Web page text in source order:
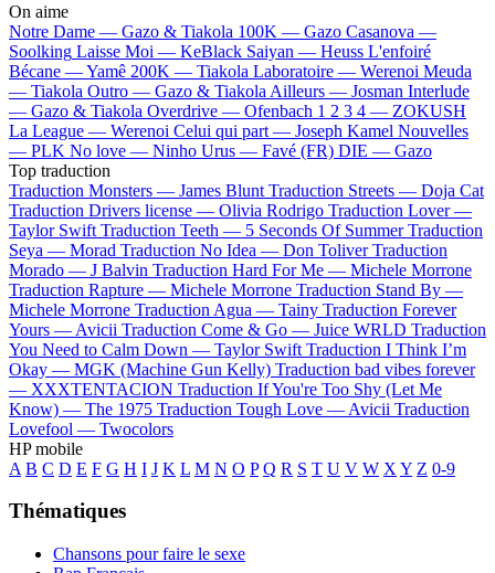
On aime
Notre Dame — Gazo & Tiakola 100K — Gazo Casanova —
Soolking Laisse Moi — KeBlack Saiyan — Heuss L'enfoiré
Bécane —Yamê 200K — Tiakola Laboratoire — Werenoi Meuda
— Tiakola Outro — Gazo & Tiakola Ailleurs — Josman Interlude
— Gazo & Tiakola Overdrive — Ofenbach 1 2 3 4 — ZOKUSH
La League — Werenoi Celui qui part — Joseph Kamel Nouvelles
— PLK No love — Ninho Urus — Favé (FR) DIE — Gazo
Top traduction
Traduction Monsters — James Blunt Traduction Streets — Doja Cat
Traduction Drivers license — Olivia Rodrigo Traduction Lover —
Taylor Swift Traduction Teeth — 5 Seconds Of Summer Traduction
Seya — Morad Traduction No Idea — Don Toliver Traduction
Morado — J Balvin Traduction Hard For Me — Michele Morrone
Traduction Rapture — Michele Morrone Traduction Stand By —
Michele Morrone Traduction Agua — Tainy Traduction Forever
Yours — Avicii Traduction Come & Go — Juice WRLD Traduction
You Need to Calm Down — Taylor Swift Traduction I Think I’m
Okay — MGK (Machine Gun Kelly) Traduction bad vibes forever
— XXXTENTACION Traduction If You're Too Shy (Let Me
Know) — The 1975 Traduction Tough Love — Avicii Traduction
Lovefool — Twocolors
HP mobile
A B C D E F G H I J K L M N O P Q R S T U V W X Y Z 0-9
Thématiques
Chansons pour faire le sexe